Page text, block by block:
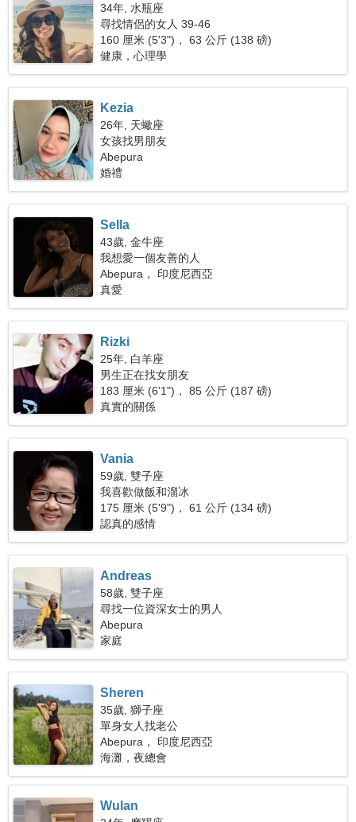
34年, 水瓶座
尋找情侶的女人 39-46
160 厘米 (5'3")， 63 公斤 (138 磅)
健康，心理學
Kezia
26年, 天蠍座
女孩找男朋友
Abepura
婚禮
Sella
43歲, 金牛座
我想愛一個友善的人
Abepura， 印度尼西亞
真愛
Rizki
25年, 白羊座
男生正在找女朋友
183 厘米 (6'1")， 85 公斤 (187 磅)
真實的關係
Vania
59歲, 雙子座
我喜歡做飯和溜冰
175 厘米 (5'9")， 61 公斤 (134 磅)
認真的感情
Andreas
58歲, 雙子座
尋找一位資深女士的男人
Abepura
家庭
Sheren
35歲, 獅子座
單身女人找老公
Abepura， 印度尼西亞
海灘，夜總會
Wulan